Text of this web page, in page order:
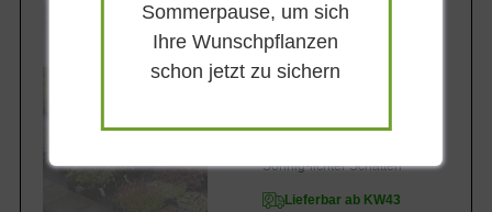
Wuchsendhöhe
Sommergrün
Sonnig-lichter Schatten
Lieferbar ab KW43
Sommerpause, um sich
Ihre Wunschpflanzen
schon jetzt zu sichern